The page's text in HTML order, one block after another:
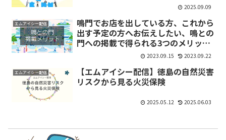
2025.09.09
エムアイシー配信
鳴門でお店を出している方、これから
出す予定の方へお伝えしたい、鳴との
門への掲載で得られる3つのメリッ
2023.09.15 2023.09.22
エムアイシー配信
【エムアイシー配信】徳島の自然災害
リスクから見る火災保険
2025.05.12 2025.06.03